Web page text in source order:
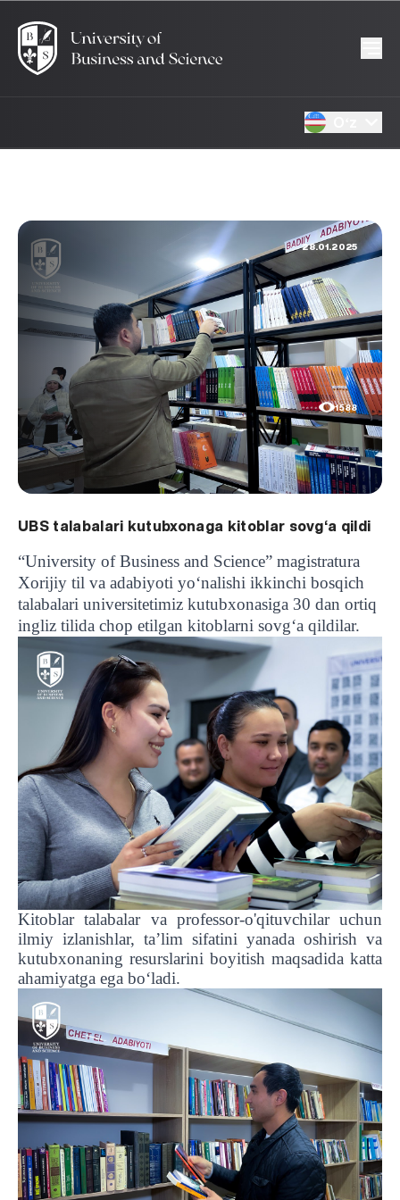
28.01.2025
1588
UBS talabalari kutubxonaga kitoblar sovg‘a qildi
“University of Business and Science” magistratura
Xorijiy til va adabiyoti yo‘nalishi ikkinchi bosqich
talabalari universitetimiz kutubxonasiga 30 dan ortiq
ingliz tilida chop etilgan kitoblarni sovg‘a qildilar.
Kitoblar talabalar va professor-o'qituvchilar uchun
ilmiy izlanishlar, ta’lim sifatini yanada oshirish va
kutubxonaning resurslarini boyitish maqsadida katta
ahamiyatga ega bo‘ladi.